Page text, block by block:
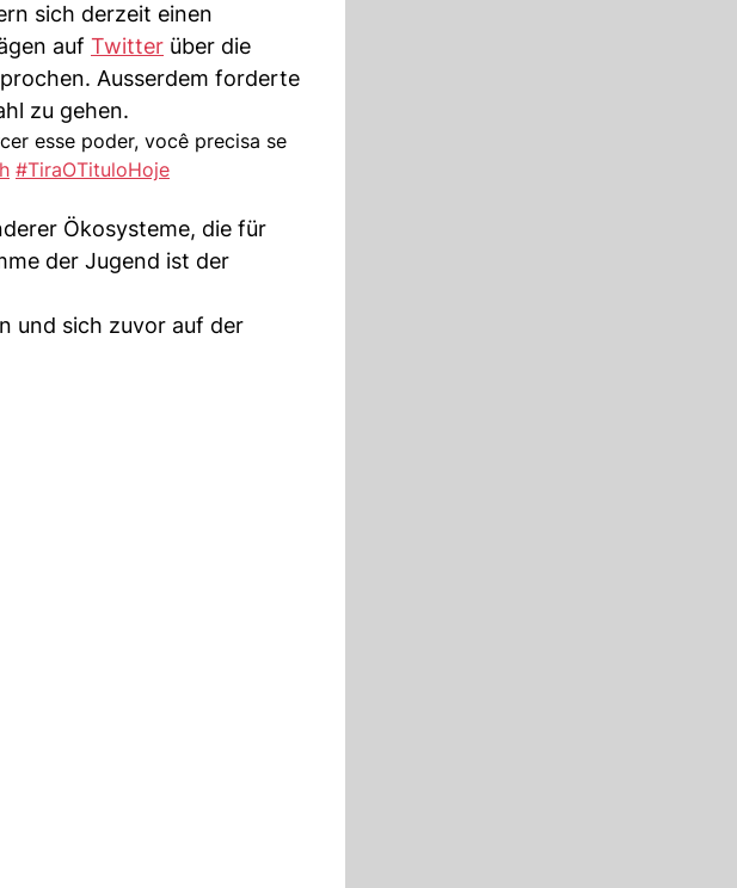
sich derzeit einen
auf Twitter über die
Ausserdem forderte
zu gehen.
esse poder, você precisa se
#TiraOTituloHoje
Ökosysteme, die für
der Jugend ist der
und sich zuvor auf der